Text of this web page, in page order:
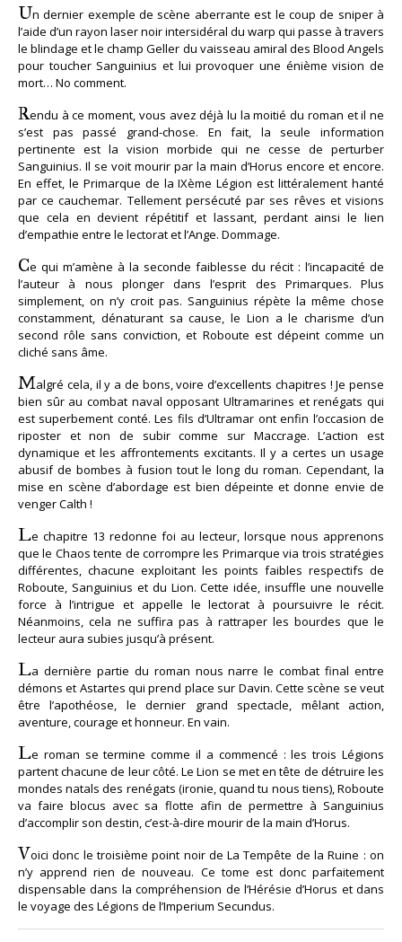
Un dernier exemple de scène aberrante est le coup de sniper à
l’aide d’un rayon laser noir intersidéral du warp qui passe à travers
le blindage et le champ Geller du vaisseau amiral des Blood Angels
pour toucher Sanguinius et lui provoquer une énième vision de
mort… No comment.
Rendu à ce moment, vous avez déjà lu la moitié du roman et il ne
s’est pas passé grand-chose. En fait, la seule information
pertinente est la vision morbide qui ne cesse de perturber
Sanguinius. Il se voit mourir par la main d’Horus encore et encore.
En effet, le Primarque de la IXème Légion est littéralement hanté
par ce cauchemar. Tellement persécuté par ses rêves et visions
que cela en devient répétitif et lassant, perdant ainsi le lien
d’empathie entre le lectorat et l’Ange. Dommage.
Ce qui m’amène à la seconde faiblesse du récit : l’incapacité de
l’auteur à nous plonger dans l’esprit des Primarques. Plus
simplement, on n’y croit pas. Sanguinius répète la même chose
constamment, dénaturant sa cause, le Lion a le charisme d’un
second rôle sans conviction, et Roboute est dépeint comme un
cliché sans âme.
Malgré cela, il y a de bons, voire d’excellents chapitres ! Je pense
bien sûr au combat naval opposant Ultramarines et renégats qui
est superbement conté. Les fils d’Ultramar ont enfin l’occasion de
riposter et non de subir comme sur Maccrage. L’action est
dynamique et les affrontements excitants. Il y a certes un usage
abusif de bombes à fusion tout le long du roman. Cependant, la
mise en scène d’abordage est bien dépeinte et donne envie de
venger Calth !
Le chapitre 13 redonne foi au lecteur, lorsque nous apprenons
que le Chaos tente de corrompre les Primarque via trois stratégies
différentes, chacune exploitant les points faibles respectifs de
Roboute, Sanguinius et du Lion. Cette idée, insuffle une nouvelle
force à l’intrigue et appelle le lectorat à poursuivre le récit.
Néanmoins, cela ne suffira pas à rattraper les bourdes que le
lecteur aura subies jusqu’à présent.
La dernière partie du roman nous narre le combat final entre
démons et Astartes qui prend place sur Davin. Cette scène se veut
être l’apothéose, le dernier grand spectacle, mêlant action,
aventure, courage et honneur. En vain.
Le roman se termine comme il a commencé : les trois Légions
partent chacune de leur côté. Le Lion se met en tête de détruire les
mondes natals des renégats (ironie, quand tu nous tiens), Roboute
va faire blocus avec sa flotte afin de permettre à Sanguinius
d’accomplir son destin, c’est-à-dire mourir de la main d’Horus.
Voici donc le troisième point noir de La Tempête de la Ruine : on
n’y apprend rien de nouveau. Ce tome est donc parfaitement
dispensable dans la compréhension de l’Hérésie d’Horus et dans
le voyage des Légions de l’Imperium Secundus.